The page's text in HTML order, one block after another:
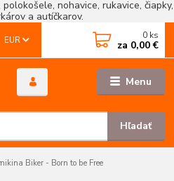
nohavice, rukavice, čiapky,
a autíčkarov.
Menu
EUR
Hľadať
0 ks
za 0,00 €
Biker - Born to be Free